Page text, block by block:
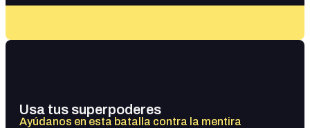
Usa tus superpoderes
Ayúdanos en esta batalla contra la mentira